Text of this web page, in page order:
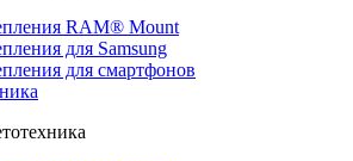
RAM® Mount
для Samsung
для смартфонов